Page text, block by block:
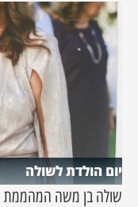
יום הולדת לשולה
שולה בן משה המהממת